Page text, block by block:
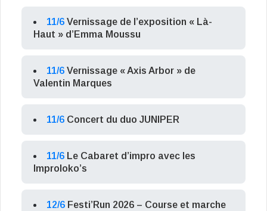
11/6 Vernissage de l’exposition « Là-
Haut » d’Emma Moussu
11/6 Vernissage « Axis Arbor » de
Valentin Marques
11/6 Concert du duo JUNIPER
11/6 Le Cabaret d’impro avec les
Improloko’s
12/6 Festi’Run 2026 – Course et marche